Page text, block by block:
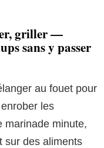
griller —
sans y passer
au fouet pour
les
marinade minute,
sur des aliments